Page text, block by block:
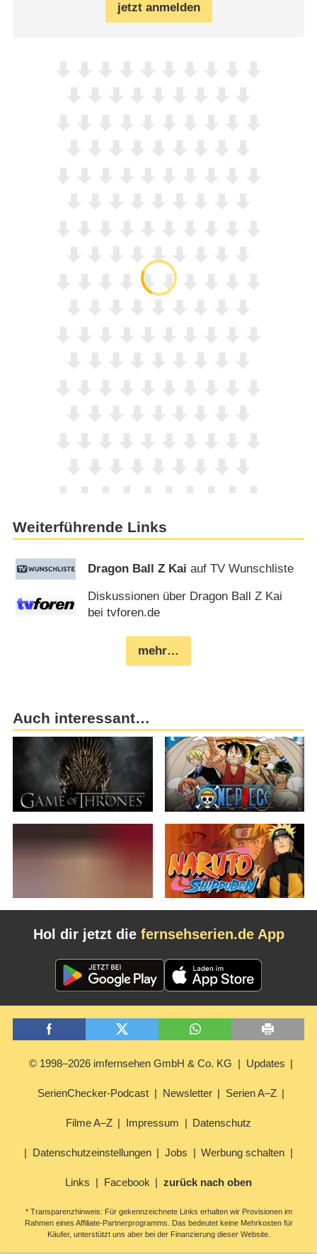
jetzt anmelden
Weiterführende Links
Dragon Ball Z Kai auf TV Wunschliste
Diskussionen über Dragon Ball Z Kai
bei tvforen.de
mehr…
Auch interessant…
Hol dir jetzt die fernsehserien.de App
© 1998–2026 imfernsehen GmbH & Co. KG Updates
SerienChecker-Podcast Newsletter Serien A–Z
Filme A–Z Impressum Datenschutz
Datenschutzeinstellungen Jobs Werbung schalten
Links Facebook zurück nach oben
* Transparenzhinweis: Für gekennzeichnete Links erhalten wir Provisionen im
Rahmen eines Affiliate-Partnerprogramms. Das bedeutet keine Mehrkosten für
Käufer, unterstützt uns aber bei der Finanzierung dieser Website.